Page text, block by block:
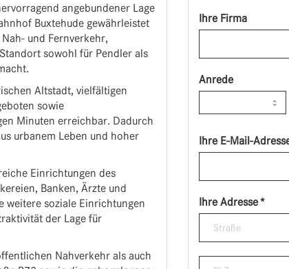
angebundener Lage
Buxtehude gewährleistet
und Fernverkehr,
sowohl für Pendler als
Altstadt, vielfältigen
sowie
Minuten erreichbar. Dadurch
urbanem Leben und hoher
Einrichtungen des
Banken, Ärzte und
weitere soziale Einrichtungen
der Lage für
Nahverkehr als auch
Ihre Firma
Anrede
Ihre E-Mail-
Ihre Adresse *